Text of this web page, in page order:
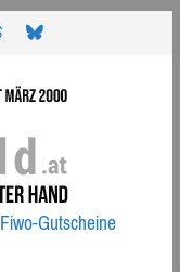
Fiwo-Gutscheine